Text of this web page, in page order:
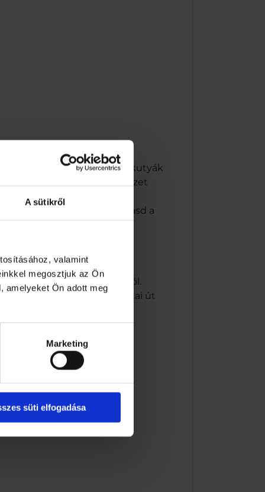
A sütikről
valamint
megosztjuk az Ön
amelyeket Ön adott meg
Marketing
süti elfogadása
10 kg közötti testtömegű kutyák
feledkezzen meg friss ivóvizet
idő (nap/hó/év): lásd a
elérhető fogakat –
és háziállatoktól.
Bt. 1113 Budapest, Bocskai út